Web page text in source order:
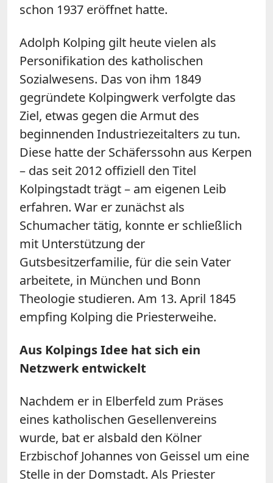
schon 1937 eröffnet hatte.
Adolph Kolping gilt heute vielen als
Personifikation des katholischen
Sozialwesens. Das von ihm 1849
gegründete Kolpingwerk verfolgte das
Ziel, etwas gegen die Armut des
beginnenden Industriezeitalters zu tun.
Diese hatte der Schäferssohn aus Kerpen
– das seit 2012 offiziell den Titel
Kolpingstadt trägt – am eigenen Leib
erfahren. War er zunächst als
Schumacher tätig, konnte er schließlich
mit Unterstützung der
Gutsbesitzerfamilie, für die sein Vater
arbeitete, in München und Bonn
Theologie studieren. Am 13. April 1845
empfing Kolping die Priesterweihe.
Aus Kolpings Idee hat sich ein
Netzwerk entwickelt
Nachdem er in Elberfeld zum Präses
eines katholischen Gesellenvereins
wurde, bat er alsbald den Kölner
Erzbischof Johannes von Geissel um eine
Stelle in der Domstadt. Als Priester